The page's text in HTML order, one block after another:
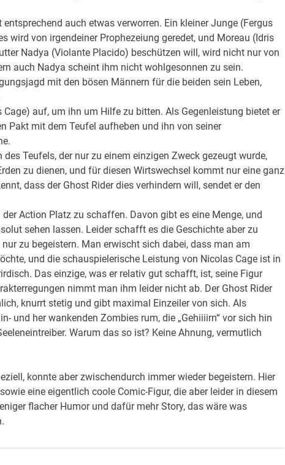
entsprechend auch etwas verworren. Ein kleiner Junge (Fergus
wird von irgendeiner Prophezeiung geredet, und Moreau (Idris
Nadya (Violante Placido) beschützen will, wird nicht nur von
auch Nadya scheint ihm nicht wohlgesonnen zu sein.
mit den bösen Männern für die beiden sein Leben,
auf, um ihn um Hilfe zu bitten. Als Gegenleistung bietet er
Pakt mit dem Teufel aufheben und ihn von seiner
Teufels, der nur zu einem einzigen Zweck gezeugt wurde,
zu dienen, und für diesen Wirtswechsel kommt nur eine ganz
dass der Ghost Rider dies verhindern will, sendet er den
Action Platz zu schaffen. Davon gibt es eine Menge, und
sehen lassen. Leider schafft es die Geschichte aber zu
zu begeistern. Man erwischt sich dabei, dass man am
und die schauspielerische Leistung von Nicolas Cage ist in
Das einzige, was er relativ gut schafft, ist, seine Figur
nimmt man ihm leider nicht ab. Der Ghost Rider
knurrt stetig und gibt maximal Einzeiler von sich. Als
und her wankenden Zombies rum, die „Gehiiiirn“ vor sich hin
Warum das so ist? Keine Ahnung, vermutlich
konnte aber zwischendurch immer wieder begeistern. Hier
eine eigentlich coole Comic-Figur, die aber leider in diesem
flacher Humor und dafür mehr Story, das wäre was